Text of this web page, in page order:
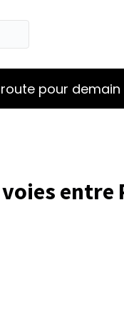
pour demain
entre